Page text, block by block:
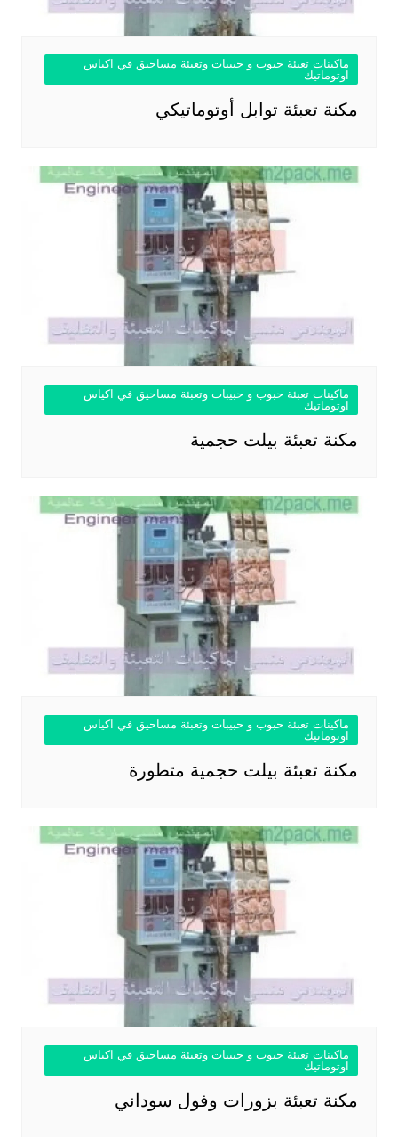
ماكينات تعبئة حبوب و حبيبات وتعبئة مساحيق في اكياس
اوتوماتيك
مكنة تعبئة توابل أوتوماتيكي
ماكينات تعبئة حبوب و حبيبات وتعبئة مساحيق في اكياس
اوتوماتيك
مكنة تعبئة بيلت حجمية
ماكينات تعبئة حبوب و حبيبات وتعبئة مساحيق في اكياس
اوتوماتيك
مكنة تعبئة بيلت حجمية متطورة
ماكينات تعبئة حبوب و حبيبات وتعبئة مساحيق في اكياس
اوتوماتيك
مكنة تعبئة بزورات وفول سوداني